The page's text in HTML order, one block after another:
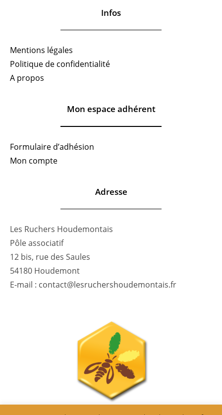
Infos
Mentions légales
Politique de confidentialité
A propos
Mon espace adhérent
Formulaire d’adhésion
Mon compte
Adresse
Les Ruchers Houdemontais
Pôle associatif
12 bis, rue des Saules
54180 Houdemont
E-mail : contact@lesruchershoudemontais.fr